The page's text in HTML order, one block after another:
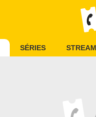
SÉRIES